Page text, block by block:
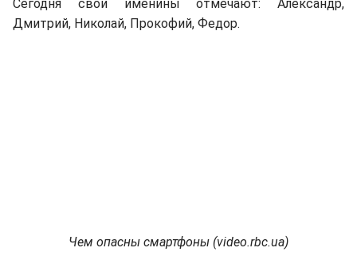
Сегодня свои именины отмечают: Александр,
Дмитрий, Николай, Прокофий, Федор.
Чем опасны смартфоны (video.rbc.ua)